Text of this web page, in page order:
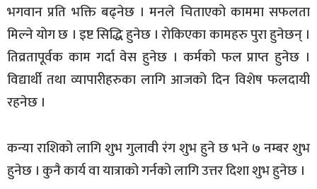
भगवान प्रति भक्ति बढ्नेछ । मनले चिताएको काममा सफलता
मिल्ने योग छ । इष्ट सिद्धि हुनेछ । रोकिएका कामहरु पुरा हुनेछन् ।
तिव्रतापूर्वक काम गर्दा वेस हुनेछ । कर्मको फल प्राप्त हुनेछ ।
विद्यार्थी तथा व्यापारीहरुका लागि आजको दिन विशेष फलदायी
रहनेछ ।
कन्या राशिको लागि शुभ गुलावी रंग शुभ हुने छ भने ७ नम्बर शुभ
हुनेछ । कुनै कार्य वा यात्राको गर्नको लागि उत्तर दिशा शुभ हुनेछ ।